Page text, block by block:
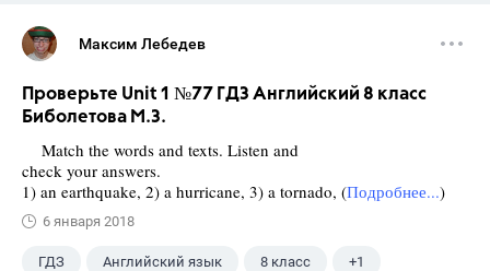
Максим Лебедев
Проверьте Unit 1 №77 ГДЗ Английский 8 класс
Биболетова М.З.
Match the words and texts. Listen and
check your answers.
1) an earthquake, 2) a hurricane, 3) a tornado, (Подробнее...)
6 января 2018
ГДЗ Английский язык 8 класс +1